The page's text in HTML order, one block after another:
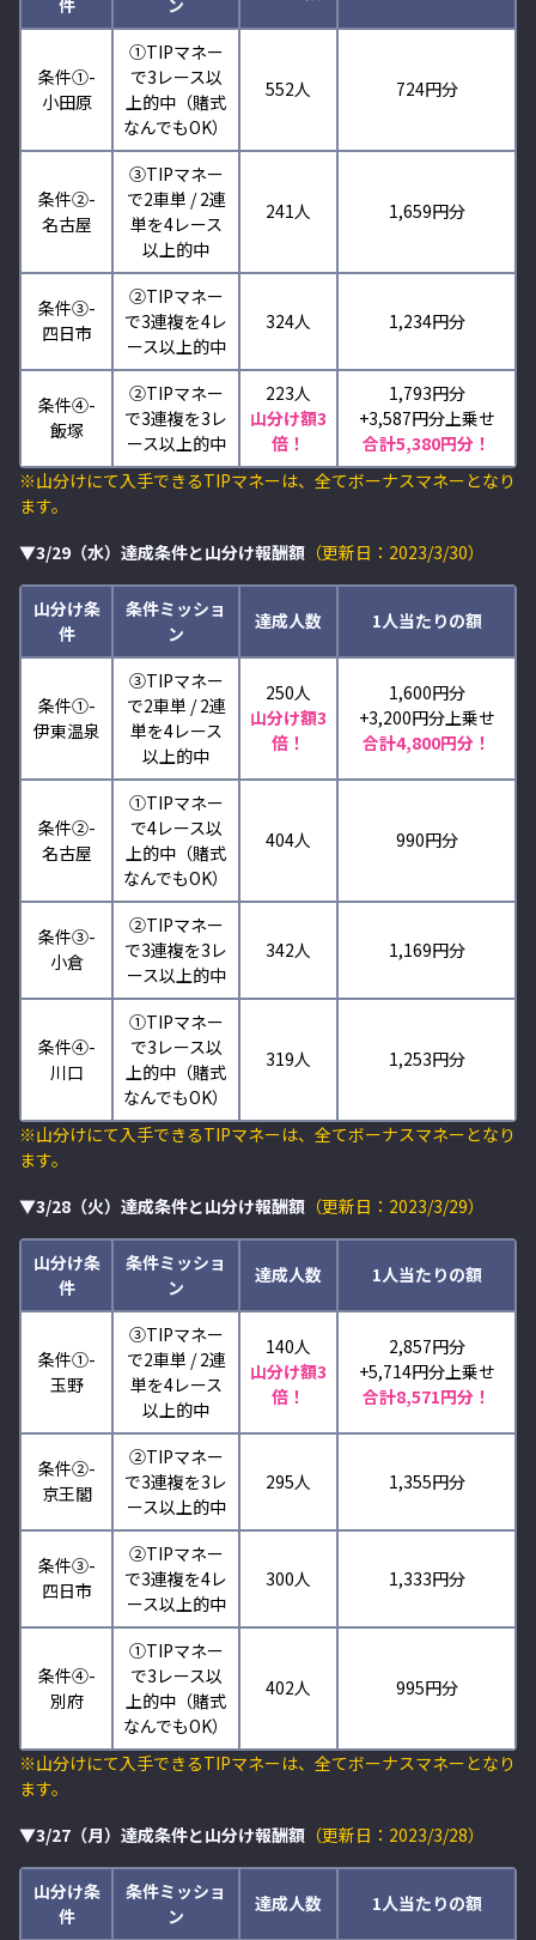
件 ン
条件①-
小田原
①TIPマネー
で3レース以
上的中（賭式
なんでもOK）
552人 724円分
条件②-
名古屋
③TIPマネー
で2車単 / 2連
単を4レース
以上的中
241人 1,659円分
条件③-
四日市
②TIPマネー
で3連複を4レ
ース以上的中
324人 1,234円分
条件④-
飯塚
②TIPマネー
で3連複を3レ
ース以上的中
223人
山分け額3
倍！
1,793円分
+3,587円分上乗せ
合計5,380円分！
※山分けにて入手できるTIPマネーは、全てボーナスマネーとなり
ます。
▼3/29（水）達成条件と山分け報酬額 （更新日：2023/3/30）
山分け条
件
条件ミッショ
ン
達成人数 1人当たりの額
条件①-
伊東温泉
③TIPマネー
で2車単 / 2連
単を4レース
以上的中
250人
山分け額3
倍！
1,600円分
+3,200円分上乗せ
合計4,800円分！
条件②-
名古屋
①TIPマネー
で4レース以
上的中（賭式
なんでもOK）
404人 990円分
条件③-
小倉
②TIPマネー
で3連複を3レ
ース以上的中
342人 1,169円分
条件④-
川口
①TIPマネー
で3レース以
上的中（賭式
なんでもOK）
319人 1,253円分
※山分けにて入手できるTIPマネーは、全てボーナスマネーとなり
ます。
▼3/28（火）達成条件と山分け報酬額 （更新日：2023/3/29）
山分け条
件
条件ミッショ
ン
達成人数 1人当たりの額
条件①-
玉野
③TIPマネー
で2車単 / 2連
単を4レース
以上的中
140人
山分け額3
倍！
2,857円分
+5,714円分上乗せ
合計8,571円分！
条件②-
京王閣
②TIPマネー
で3連複を3レ
ース以上的中
295人 1,355円分
条件③-
四日市
②TIPマネー
で3連複を4レ
ース以上的中
300人 1,333円分
条件④-
別府
①TIPマネー
で3レース以
上的中（賭式
なんでもOK）
402人 995円分
※山分けにて入手できるTIPマネーは、全てボーナスマネーとなり
ます。
▼3/27（月）達成条件と山分け報酬額 （更新日：2023/3/28）
山分け条
件
条件ミッショ
ン
達成人数 1人当たりの額